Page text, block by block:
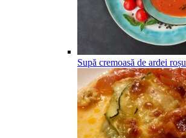
Supă cremoasă de ardei roșu